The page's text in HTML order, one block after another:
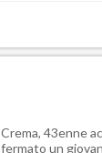
Crema, 43enne
fermato un